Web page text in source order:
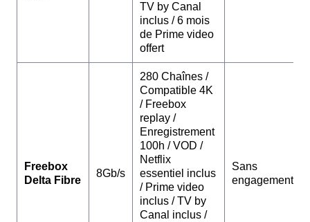
TV by Canal
inclus / 6 mois
de Prime video
offert
Freebox
Delta Fibre
8Gb/s
280 Chaînes /
Compatible 4K
/ Freebox
replay /
Enregistrement
100h / VOD /
Netflix
essentiel inclus
/ Prime video
inclus / TV by
Canal inclus /
Sans
engagement